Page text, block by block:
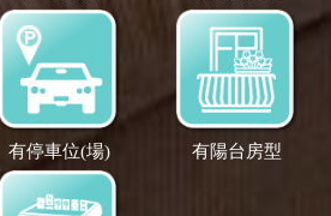
有停車位(場) 有陽台房型